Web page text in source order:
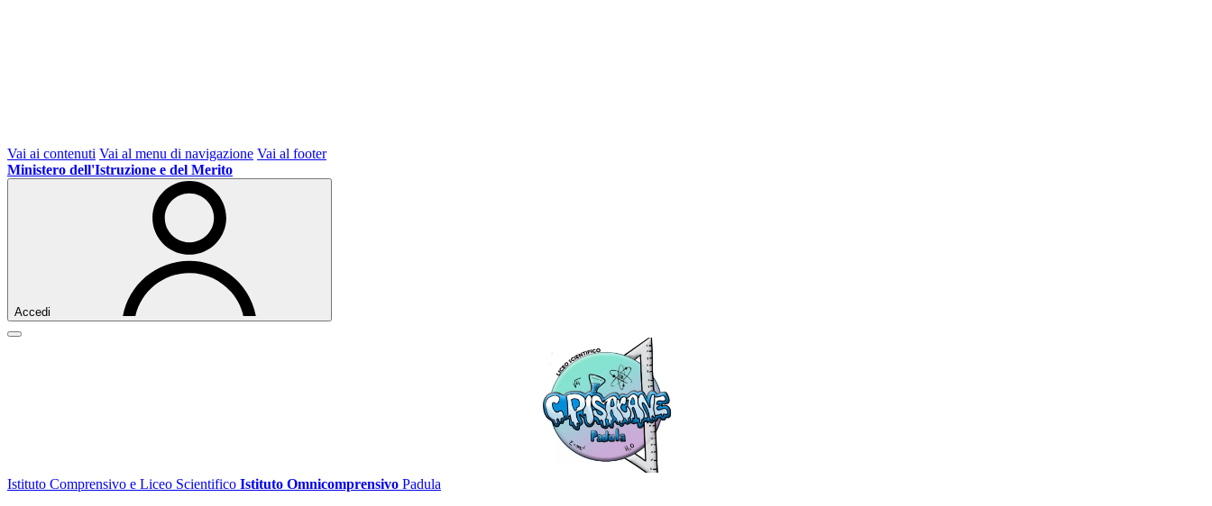
Vai ai contenuti Vai al menu di navigazione Vai al footer
Ministero dell'Istruzione e del Merito
Accedi
Istituto Comprensivo e Liceo Scientifico Istituto Omnicomprensivo Padula